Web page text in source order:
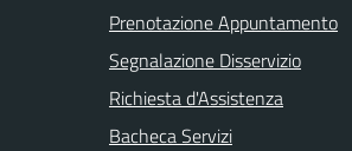
Prenotazione Appuntamento
Segnalazione Disservizio
Richiesta d'Assistenza
Bacheca Servizi